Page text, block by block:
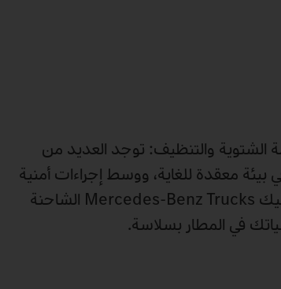
الشتوية والتنظيف: توجد العديد من
بيئة معقدة للغاية، ووسط إجراءات أمنية
صارمة، وجداول زمنية مفصلة. تقدم إليك Mercedes‑Benz Trucks الشاحنة
في المطار بسلاسة.